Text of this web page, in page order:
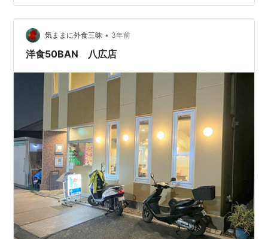
非常に興味を惹かれたので、ある日のディナータイムに
さっそく足を運んでみることにしました。ちなみに…
気ままに外食三昧 • 3年前
洋食50BAN 八広店